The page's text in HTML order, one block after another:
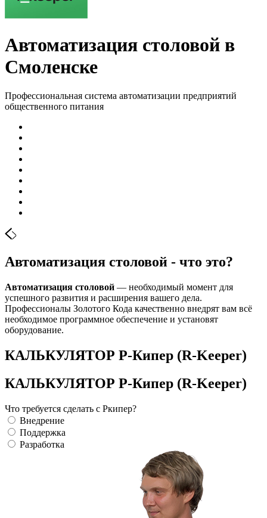
Автоматизация столовой в
Смоленске
Профессиональная система автоматизации предприятий
общественного питания
Автоматизация столовой - что это?
Автоматизация столовой — необходимый момент для
успешного развития и расширения вашего дела.
Профессионалы Золотого Кода качественно внедрят вам всё
необходимое программное обеспечение и установят
оборудование.
КАЛЬКУЛЯТОР Р-Кипер (R-Keeper)
КАЛЬКУЛЯТОР Р-Кипер (R-Keeper)
Что требуется сделать с Ркипер?
Внедрение
Поддержка
Разработка